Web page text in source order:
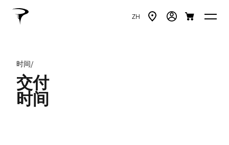
ZH
时间/
交付
时间